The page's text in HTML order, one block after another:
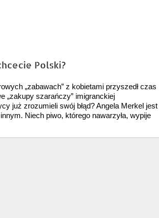
Polski?
„zabawach” z kobietami przyszedł czas
„zakupy szarańczy” imigranckiej
już zrozumieli swój błąd? Angela Merkel jest
Niech piwo, którego nawarzyła, wypije